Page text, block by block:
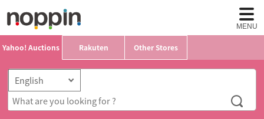
MENU
Yahoo! Auctions Rakuten Other Stores